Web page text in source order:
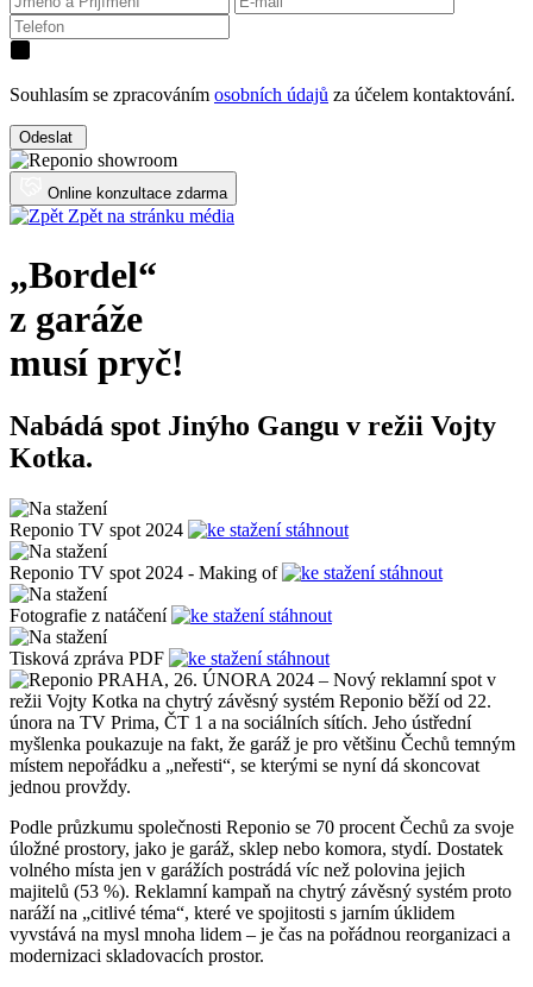
Souhlasím se zpracováním osobních údajů za účelem kontaktování.
Odeslat
Online konzultace zdarma
Zpět na stránku média
„Bordel“
z garáže
musí pryč!
Nabádá spot Jinýho Gangu v režii Vojty
Kotka.
Reponio TV spot 2024 stáhnout
Reponio TV spot 2024 - Making of stáhnout
Fotografie z natáčení stáhnout
Tisková zpráva PDF
stáhnout
PRAHA, 26. ÚNORA 2024 – Nový reklamní spot v
režii Vojty Kotka na chytrý závěsný systém Reponio běží od 22.
února na TV Prima, ČT 1 a na sociálních sítích. Jeho ústřední
myšlenka poukazuje na fakt, že garáž je pro většinu Čechů temným
místem nepořádku a „neřesti“, se kterými se nyní dá skoncovat
jednou provždy.
Podle průzkumu společnosti Reponio se 70 procent Čechů za svoje
úložné prostory, jako je garáž, sklep nebo komora, stydí. Dostatek
volného místa jen v garážích postrádá víc než polovina jejich
majitelů (53 %). Reklamní kampaň na chytrý závěsný systém proto
naráží na „citlivé téma“, které ve spojitosti s jarním úklidem
vyvstává na mysl mnoha lidem – je čas na pořádnou reorganizaci a
modernizaci skladovacích prostor.